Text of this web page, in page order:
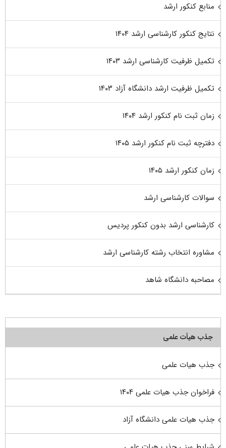
منابع کنکور ارشد
نتایج کنکور کارشناسی ارشد ۱۴۰۴
تکمیل ظرفیت کارشناسی ارشد ۱۴۰۳
تکمیل ظرفیت ارشد دانشگاه آزاد ۱۴۰۳
زمان ثبت نام کنکور ارشد ۱۴۰۴
دفترچه ثبت نام کنکور ارشد ۱۴۰۵
زمان کنکور ارشد ۱۴۰۵
سوالات کارشناسی ارشد
کارشناسی ارشد بدون کنکور پردیس
مشاوره انتخاب رشته کارشناسی ارشد
مصاحبه دانشگاه شاهد
جذب هیأت علمی
جذب هیات علمی
فراخوان جذب هیات علمی ۱۴۰۴
جذب هیات علمی دانشگاه آزاد